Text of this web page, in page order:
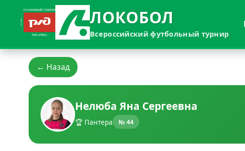
ЛОКОБОЛ
Всероссийский футбольный турнир
← Назад
Нелюба Яна Сергеевна
🏆 Пантера № 44